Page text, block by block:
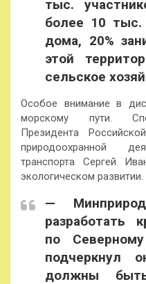
тыс.
более 10 тыс.
дома, 20%
этой
сельское
Особое внимание в
морскому пути.
Президента
природоохранной
транспорта Сергей
экологическом развитии.
—
разработать
по
подчеркнул
должны